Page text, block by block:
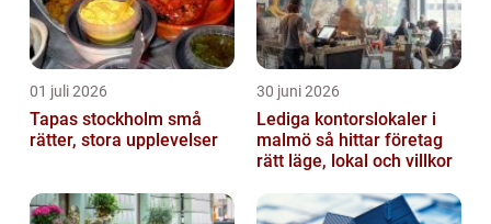
01 juli 2026
Tapas stockholm små
rätter, stora upplevelser
30 juni 2026
Lediga kontorslokaler i
malmö så hittar företag
rätt läge, lokal och villkor